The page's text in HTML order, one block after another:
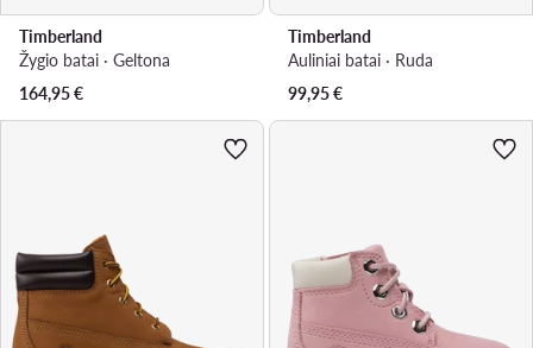
Timberland
Žygio batai · Geltona
164,95€
Timberland
Auliniai batai · Ruda
99,95€